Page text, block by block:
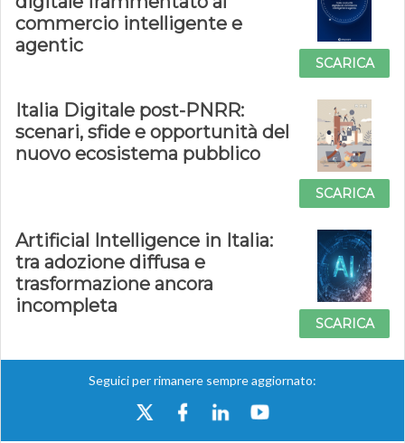
commercio intelligente e
agentic
SCARICA
Italia Digitale post-PNRR:
scenari, sfide e opportunità del
nuovo ecosistema pubblico
SCARICA
Artificial Intelligence in Italia:
tra adozione diffusa e
trasformazione ancora
incompleta
SCARICA
Seguici per rimanere sempre aggiornato: